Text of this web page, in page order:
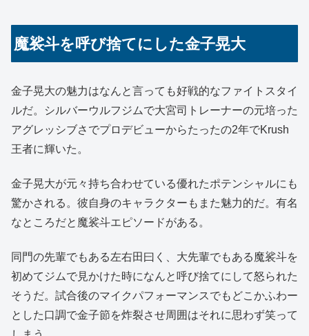
魔裟斗を呼び捨てにした金子晃大
金子晃大の魅力はなんと言っても好戦的なファイトスタイ
ルだ。シルバーウルフジムで大宮司トレーナーの元培った
アグレッシブさでプロデビューからたったの2年でKrush
王者に輝いた。
金子晃大が元々持ち合わせている優れたポテンシャルにも
驚かされる。彼自身のキャラクターもまた魅力的だ。有名
なところだと魔裟斗エピソードがある。
同門の先輩でもある左右田曰く、大先輩でもある魔裟斗を
初めてジムで見かけた時になんと呼び捨てにして怒られた
そうだ。試合後のマイクパフォーマンスでもどこかふわー
とした口調で金子節を炸裂させ周囲はそれに思わず笑って